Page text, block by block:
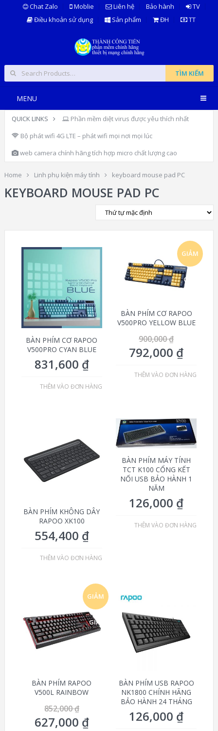
Chat Zalo Moblie Liên hệ Bảo hành
TV
Điều khoản sử dụng
Sản phẩm ĐH TT
TÌM KIẾM
MENU
QUICK LINKS
Phần mềm diệt virus được yêu thích nhất
Bộ phát wifi 4G LTE – phát wifi mọi nơi mọi lúc
web camera chính hãng tích hợp micro chất lượng cao
Home Linh phụ kiện máy tính keyboard mouse pad PC
KEYBOARD MOUSE PAD PC
BÀN PHÍM CƠ RAPOO
V500PRO CYAN BLUE
831,600 ₫
THÊM VÀO ĐƠN HÀNG
GIẢM
GIÁ!
BÀN PHÍM CƠ RAPOO
V500PRO YELLOW BLUE
900,000₫
792,000 ₫
THÊM VÀO ĐƠN HÀNG
BÀN PHÍM KHÔNG DÂY
RAPOO XK100
554,400 ₫
THÊM VÀO ĐƠN HÀNG
BÀN PHÍM MÁY TÍNH
TCT K100 CỔNG KẾT
NỐI USB BẢO HÀNH 1
NĂM
126,000 ₫
THÊM VÀO ĐƠN HÀNG
GIẢM
GIÁ!
BÀN PHÍM RAPOO
V500L RAINBOW
852,000₫
627,000 ₫
BÀN PHÍM USB RAPOO
NK1800 CHÍNH HÃNG
BẢO HÀNH 24 THÁNG
126,000 ₫